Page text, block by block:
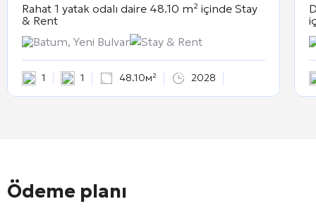
Rahat 1 yatak odalı daire 48.10 m² içinde Stay
& Rent
Batum, Yeni Bulvar
Stay & Rent
1 1 48.10м² 2028
Ödeme planı